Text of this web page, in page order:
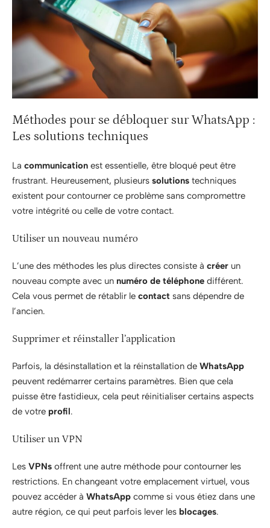
Méthodes pour se débloquer sur WhatsApp :
Les solutions techniques
La communication est essentielle, être bloqué peut être
frustrant. Heureusement, plusieurs solutions techniques
existent pour contourner ce problème sans compromettre
votre intégrité ou celle de votre contact.
Utiliser un nouveau numéro
L’une des méthodes les plus directes consiste à créer un
nouveau compte avec un numéro de téléphone différent.
Cela vous permet de rétablir le contact sans dépendre de
l’ancien.
Supprimer et réinstaller l’application
Parfois, la désinstallation et la réinstallation de WhatsApp
peuvent redémarrer certains paramètres. Bien que cela
puisse être fastidieux, cela peut réinitialiser certains aspects
de votre profil.
Utiliser un VPN
Les VPNs offrent une autre méthode pour contourner les
restrictions. En changeant votre emplacement virtuel, vous
pouvez accéder à WhatsApp comme si vous étiez dans une
autre région, ce qui peut parfois lever les blocages.